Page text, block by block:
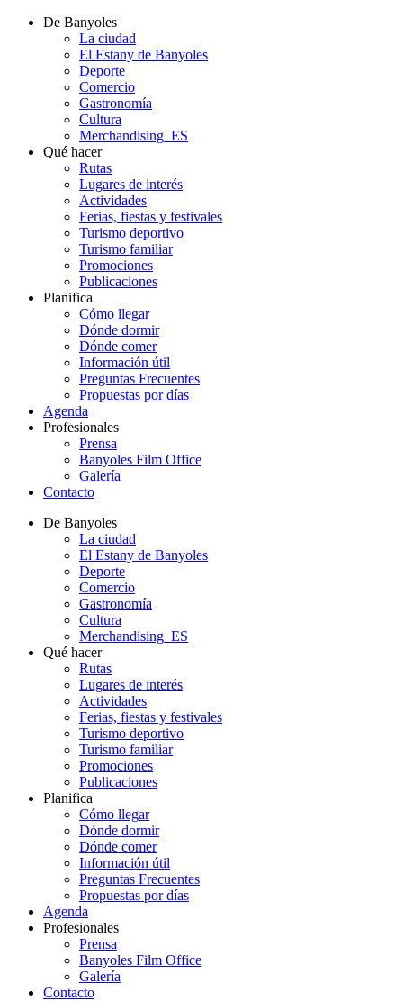
De Banyoles
La ciudad
El Estany de Banyoles
Deporte
Comercio
Gastronomía
Cultura
Merchandising_ES
Qué hacer
Rutas
Lugares de interés
Actividades
Ferias, fiestas y festivales
Turismo deportivo
Turismo familiar
Promociones
Publicaciones
Planifica
Cómo llegar
Dónde dormir
Dónde comer
Información útil
Preguntas Frecuentes
Propuestas por días
Agenda
Profesionales
Prensa
Banyoles Film Office
Galería
Contacto
De Banyoles
La ciudad
El Estany de Banyoles
Deporte
Comercio
Gastronomía
Cultura
Merchandising_ES
Qué hacer
Rutas
Lugares de interés
Actividades
Ferias, fiestas y festivales
Turismo deportivo
Turismo familiar
Promociones
Publicaciones
Planifica
Cómo llegar
Dónde dormir
Dónde comer
Información útil
Preguntas Frecuentes
Propuestas por días
Agenda
Profesionales
Prensa
Banyoles Film Office
Galería
Contacto